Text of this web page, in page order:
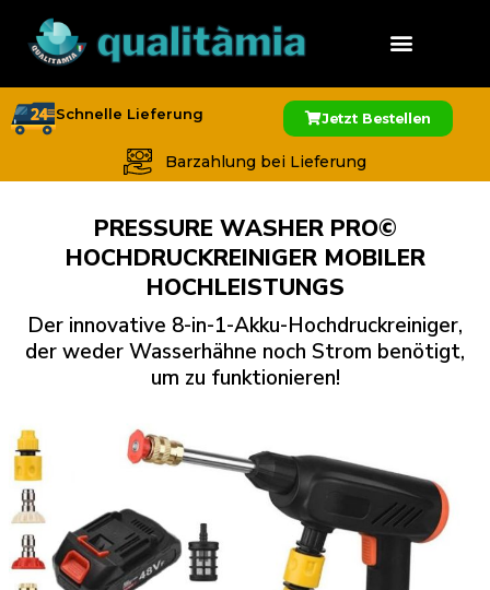
Schnelle Lieferung Jetzt Bestellen
Barzahlung bei Lieferung
PRESSURE WASHER PRO©
HOCHDRUCKREINIGER MOBILER
HOCHLEISTUNGS
Der innovative 8-in-1-Akku-Hochdruckreiniger,
der weder Wasserhähne noch Strom benötigt,
um zu funktionieren!